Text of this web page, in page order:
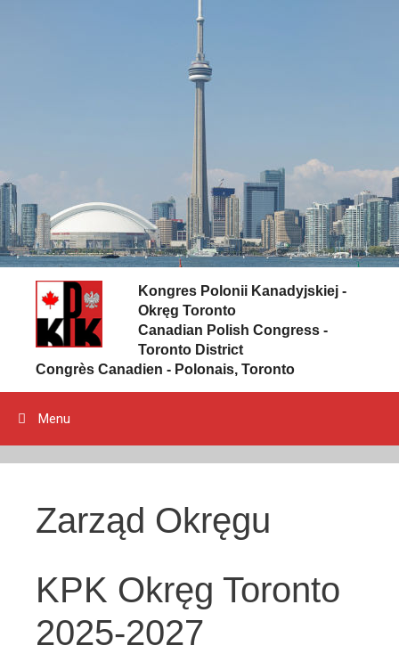
Kongres Polonii Kanadyjskiej -
Okręg Toronto
Canadian Polish Congress -
Toronto District
Congrès Canadien - Polonais, Toronto
Menu
Zarząd Okręgu
KPK Okręg Toronto
2025-2027